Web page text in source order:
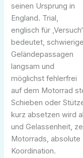
seinen Ursprung in
England. Trial,
englisch für ‚Versuch‘
bedeutet, schwierige
Geländepassagen
langsam und
möglichst fehlerfrei
auf dem Motorrad
Schieben oder
kurz absetzen wird
und Gelassenheit,
Motorrads, absolute
Koordination.